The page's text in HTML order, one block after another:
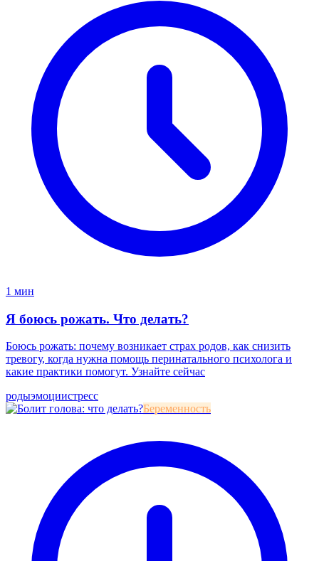
1 мин
Я боюсь рожать. Что делать?
Боюсь рожать: почему возникает страх родов, как снизить
тревогу, когда нужна помощь перинатального психолога и
какие практики помогут. Узнайте сейчас
родыэмоциистресс
Беременность